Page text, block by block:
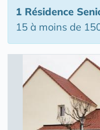
1 Résidence
15 à moins de